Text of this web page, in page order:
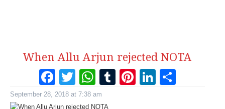
When Allu Arjun rejected NOTA
Facebook
Twitter
WhatsApp
Tumblr
Pinterest
September 28, 2018 at 7:38 am